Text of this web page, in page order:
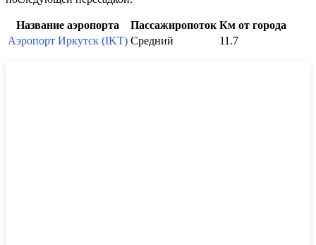
Название аэропорта Пассажиропоток Км от города
Аэропорт Иркутск (IKT) Средний 11.7